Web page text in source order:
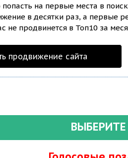
на первые места в
в десятки раз, а первые
не продвинется в Топ10 за
продвижение сайта